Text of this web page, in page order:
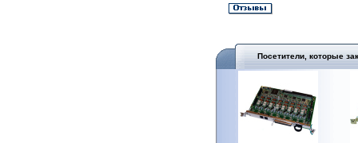
Посетители, которые